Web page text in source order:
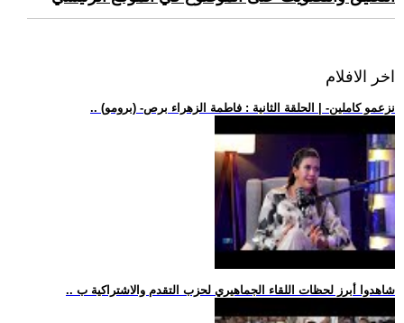
اخر الافلام
.. (برومو) -نزعمو كاملين- | الحلقة الثانية : فاطمة الزهراء برص
.. شاهدوا أبرز لحظات اللقاء الجماهيري لحزب التقدم والاشتراكية ب